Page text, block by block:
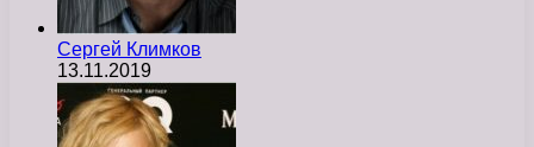
Сергей Климков
13.11.2019